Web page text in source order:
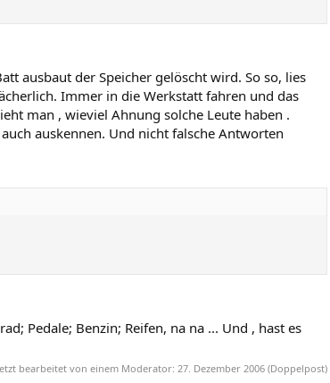
ausbaut der Speicher gelöscht wird. So so, lies
Immer in die Werkstatt fahren und das
man , wieviel Ahnung solche Leute haben .
auskennen. Und nicht falsche Antworten
Pedale; Benzin; Reifen, na na ... Und , hast es
bearbeitet von einem Moderator: 27. Dezember 2006 (Doppelpost)